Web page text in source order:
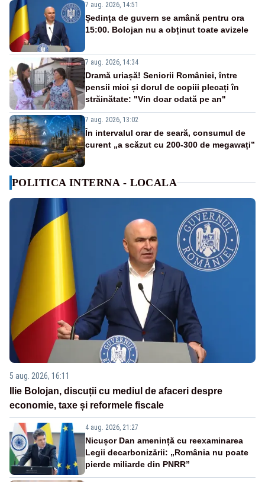
7 aug. 2026, 14:51
Ședința de guvern se amână pentru ora
15:00. Bolojan nu a obținut toate avizele
7 aug. 2026, 14:34
Dramă uriașă! Seniorii României, între
pensii mici și dorul de copiii plecați în
străinătate: "Vin doar odată pe an"
7 aug. 2026, 13:02
În intervalul orar de seară, consumul de
curent „a scăzut cu 200-300 de megawați”
POLITICA INTERNA - LOCALA
5 aug. 2026, 16:11
Ilie Bolojan, discuții cu mediul de afaceri despre
economie, taxe și reformele fiscale
4 aug. 2026, 21:27
Nicușor Dan amenință cu reexaminarea
Legii decarbonizării: „România nu poate
pierde miliarde din PNRR”